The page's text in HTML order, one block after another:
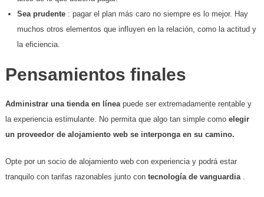
Sea prudente: pagar el plan más caro no siempre es lo mejor. Hay
muchos otros elementos que influyen en la relación, como la actitud y
la eficiencia.
Pensamientos finales
Administrar una tienda en líneapuede ser extremadamente rentable y
la experiencia estimulante. No permita que algo tan simple como elegir
un proveedor de alojamiento web se interponga en su camino.
Opte por un socio de alojamiento web con experiencia y podrá estar
tranquilo con tarifas razonables junto con tecnología de vanguardia.